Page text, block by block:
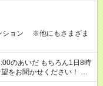
ション ※他にもさまざま
のあいだ もちろん1日8時
をお聞かせください！ ★
慮なくご相談ください。